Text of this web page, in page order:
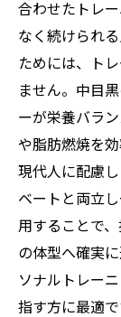
合わせたトレ
なく続けられ
ためには、ト
ません。中目
ーが栄養バラ
や脂肪燃焼を
現代人に配慮
ベートと両立
用することで
の体型へ確実
ソナルトレー
指す方に最適で